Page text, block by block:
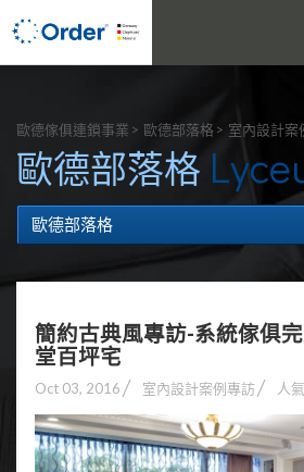
歐德傢俱連鎖事業 歐德部落格 室內設計案
歐德部落格
歐德部落格
簡約古典風專訪-系統傢俱
堂百坪宅
Oct 03, 2016 室內設計案例專訪 人